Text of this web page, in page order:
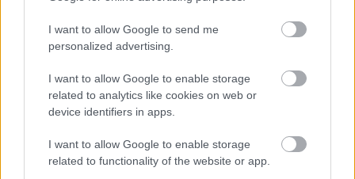
I want to allow Google to send me
personalized advertising.
I want to allow Google to enable storage
related to analytics like cookies on web or
device identifiers in apps.
I want to allow Google to enable storage
related to functionality of the website or app.
APÁK HETE
Brasch Bence: „Ugyanúgy csinálok
mindent, mint a feleségem:
pelenkázok, rendet rakok, főzök”